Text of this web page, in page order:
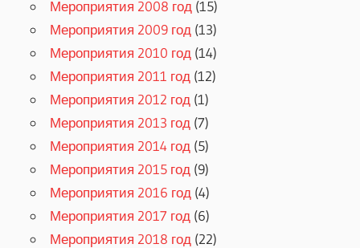
Мероприятия 2008 год (15)
Мероприятия 2009 год (13)
Мероприятия 2010 год (14)
Мероприятия 2011 год (12)
Мероприятия 2012 год (1)
Мероприятия 2013 год (7)
Мероприятия 2014 год (5)
Мероприятия 2015 год (9)
Мероприятия 2016 год (4)
Мероприятия 2017 год (6)
Мероприятия 2018 год (22)